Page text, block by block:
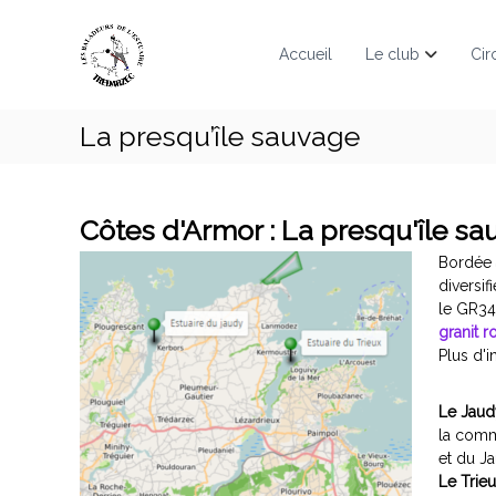
l
e
u
r
s
D
e
L
'
E
s
s
e
s
g
a
n
d
e
s
r
o
Accueil Le club
La presqu’île sauvage
Côtes d'Armor : La presqu'île
Bordée
le
granit
Plus
Le
la
et du
Le